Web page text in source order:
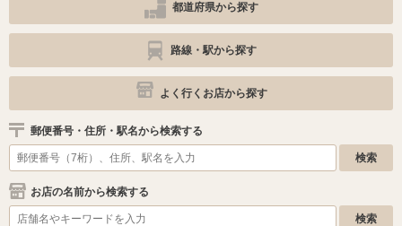
都道府県から探す
路線・駅から探す
よく行くお店から探す
郵便番号・住所・駅名から検索する
お店の名前から検索する